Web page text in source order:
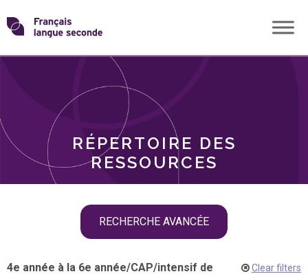
Skip
toTransformons
langue
RÉPERTOIRE DES
RESSOURCES
RECHERCHE AVANCÉE
THÈMES
4e année à la 6e année/CAP/intensif de
Clear filters